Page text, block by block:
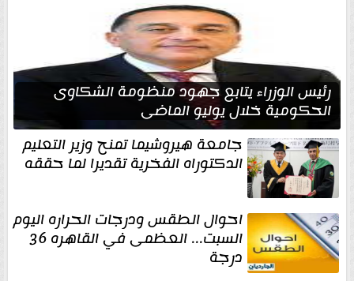
رئيس الوزراء يتابع جهود منظومة الشكاوى
الحكومية خلال يوليو الماضي
جامعة هيروشيما تمنح وزير التعليم
الدكتوراه الفخرية تقديرا لما حققه
احوال الطقس ودرجات الحراره اليوم
السبت... العظمى في القاهره 36
درجة